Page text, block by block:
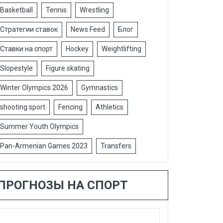
Basketball Tennis Wrestling
Стратегии ставок News Feed Блог
Ставки на спорт Hockey Weightlifting
Slopestyle Figure skating
Winter Olympics 2026 Gymnastics
shooting sport Fencing Athletics
Summer Youth Olympics
Pan-Armenian Games 2023 Transfers
НА СПОРТ